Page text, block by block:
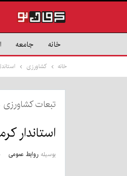
خانه جامعه
خانه کشاورزی
تبعات کشاورزی
استاندار
بوسیله روابط عمومی